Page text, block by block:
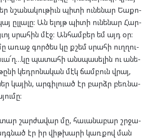
նշա­նա­կու­թիւն պի­տի ու­նե­նար Եա­քո­
ըլ­լա­լը: Ան ելոյթ պի­տի ու­նե­նար Հար­
սրա­հին մէջ: Ան­համ­բեր եմ այդ օր:
առաջ գոր­ծես կը քշեմ սրա­հի ուղ­ղու­
պա­տա­հի անս­պա­սե­լին ու անե­
կեդ­րո­նա­կան մէկ ճամ­բուն վրայ,
կա­յին, ար­գիլ­ուած էր բարձր բեռ­նա­
շար­ժա­վար մը, հա­ւա­նա­բար շրջա­
էր իր վիթ­խա­րի կառ­քով ման